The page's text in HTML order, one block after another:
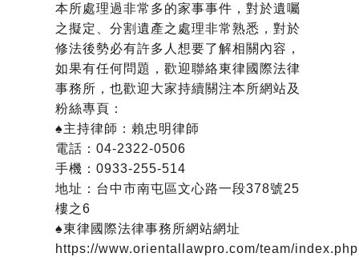
本所處理過非常多的家事事件，對於遺囑
之擬定、分割遺產之處理非常熟悉，對於
修法後勢必有許多人想要了解相關內容，
如果有任何問題，歡迎聯絡東律國際法律
事務所，也歡迎大家持續關注本所網站及
粉絲專頁：
♠主持律師：賴忠明律師
電話：04-2322-0506
手機：0933-255-514
地址：台中市南屯區文心路一段378號25
樓之6
♠東律國際法律事務所網站網址
https://www.orientallawpro.com/team/index.php